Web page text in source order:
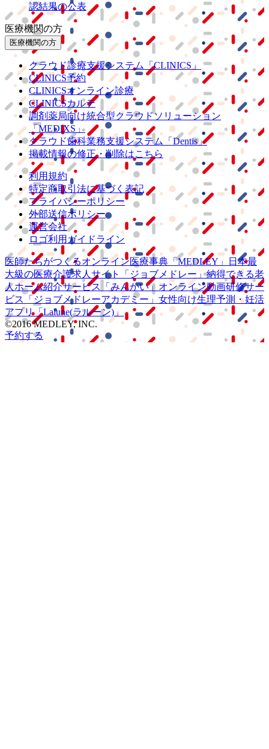
認結果の公表
医療機関の方
医療機関の方
クラウド診療支援システム
「CLINICS」
CLINICS予約
CLINICSオンライン診療
CLINICSカルテ
調剤薬局向け統合型クラウドソリューション
「MEDIXS」
クラウド歯科業務支援システム
「Dentis」
掲載情報の修正・削除はこちら
利用規約
特定商取引法に基づく表記
プライバシーポリシー
外部送信ポリシー
運営会社
ロゴ利用ガイドライン
医師たちがつくるオンライン医療事典 「MEDLEY」
日本最
大級の医療介護求人サイト 「ジョブメドレー」納得できる老
人ホーム紹介サービス
「みんかい」 オンライン動画研修サー
ビス
「ジョブメドレーアカデミー」 女性向け生理予測・妊活
アプリ「Lalune(ラルーン)」
©2016 MEDLEY, INC.
予約する